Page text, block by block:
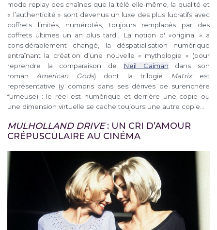
mode replay des chaînes que la télé elle-même, la qualité et
« l’authenticité » sont devenus un luxe des plus lucratifs avec
coffrets limités, numérotés, toujours remplacés par des
coffrets ultimes un an plus tard… La notion d' »original » a
considérablement changé, la déspatialisation numérique
entraînant la création d’une nouvelle « mythologie » (pour
reprendre la comparaison de
Neil Gaiman dans son
roman American Gods) dont la trilogie Matrixest
représentative (y compris dans ses dérives de surenchère
fumeuse) : le réel est numérique et derrière une copie ou
une dimension virtuelle se cache toujours une autre copie…
MULHOLLAND DRIVE: UN CRI D’AMOUR
CRÉPUSCULAIRE AU CINÉMA